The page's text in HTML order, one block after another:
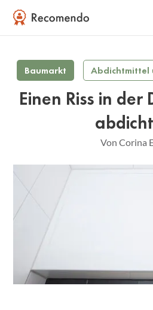
Baumarkt Abdichtmittel
Einen Riss in
Von Corina